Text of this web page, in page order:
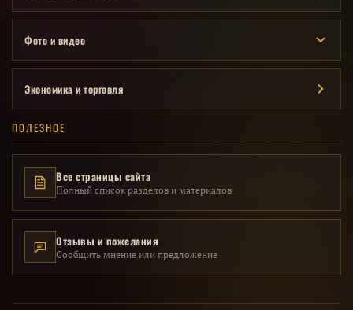
Фото и видео
Экономика и торговля
ПОЛЕЗНОЕ
Все страницы сайта
Полный список разделов и материалов
Отзывы и пожелания
Сообщить мнение или предложение